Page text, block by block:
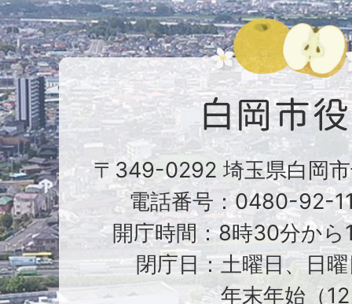
〒349-0292 埼玉県白岡
電話番号：0480-92-
開庁時間：8時30分から
閉庁日：土曜日、日
年末年始（